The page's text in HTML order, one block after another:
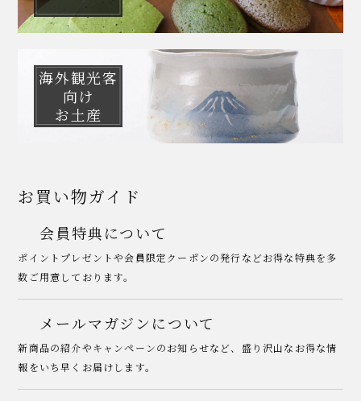
海外観光客
向け
お土産
お買い物ガイド
会員特典について
ポイントプレゼントや会員限定クーポンの発行などお得な特典を多
数ご用意しております。
メールマガジンについて
新商品の紹介やキャンペーンのお知らせなど、盛り沢山なお得な情
報をいち早くお届けします。